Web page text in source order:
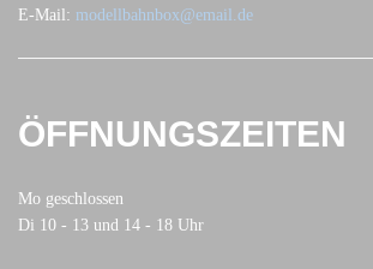
E-Mail: modellbahnbox@email.de
ÖFFNUNGSZEITEN
Mo geschlossen
Di 10 - 13 und 14 - 18 Uhr